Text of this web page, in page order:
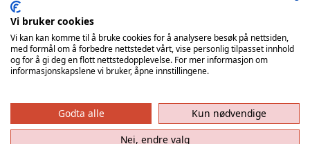
Spillerstall
Administrasjon
Styret
Vi bruker cookies
Vi kan kan komme til å bruke cookies for å analysere besøk på nettsiden,
med formål om å forbedre nettstedet vårt, vise personlig tilpasset innhold
og for å gi deg en flott nettstedopplevelse. For mer informasjon om
informasjonskapslene vi bruker, åpne innstillingene.
Godta alle
Kun nødvendige
Nei, endre valg